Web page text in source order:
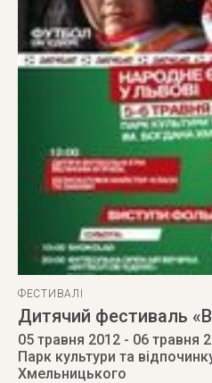
ФЕСТИВАЛІ
Дитячий фестиваль
05 травня 2012 - 06 травня
Парк культури та
Хмельницького